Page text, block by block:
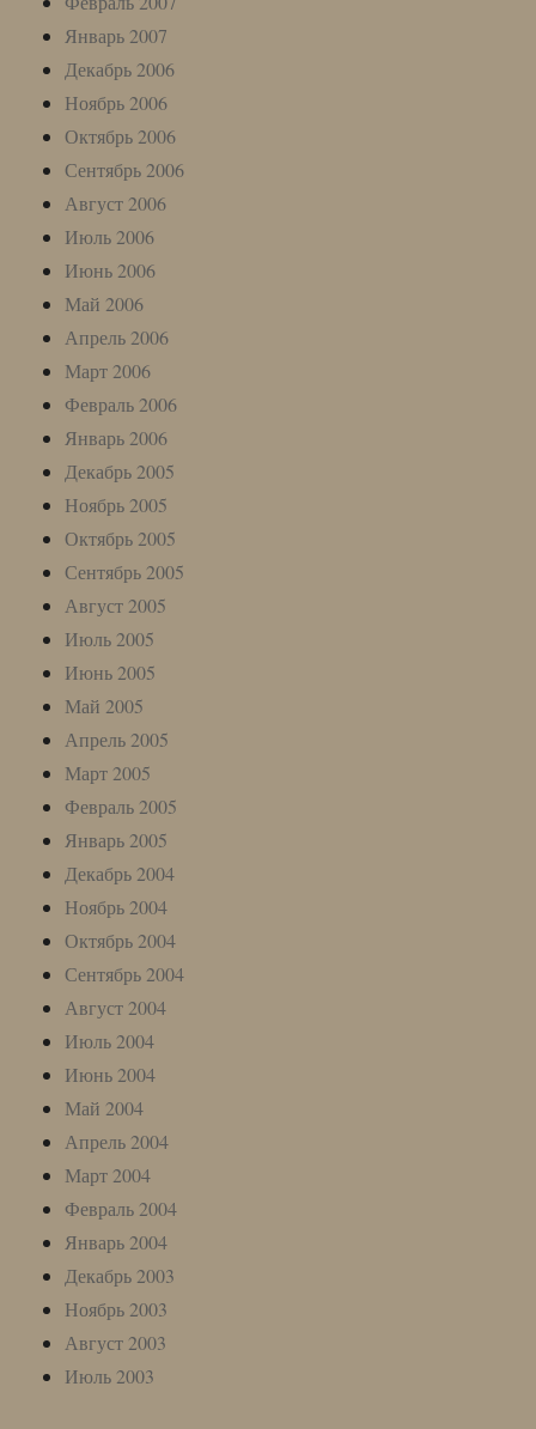
Январь 2007
Декабрь 2006
Ноябрь 2006
Октябрь 2006
Сентябрь 2006
Август 2006
Июль 2006
Июнь 2006
Май 2006
Апрель 2006
Март 2006
Февраль 2006
Январь 2006
Декабрь 2005
Ноябрь 2005
Октябрь 2005
Сентябрь 2005
Август 2005
Июль 2005
Июнь 2005
Май 2005
Апрель 2005
Март 2005
Февраль 2005
Январь 2005
Декабрь 2004
Ноябрь 2004
Октябрь 2004
Сентябрь 2004
Август 2004
Июль 2004
Июнь 2004
Май 2004
Апрель 2004
Март 2004
Февраль 2004
Январь 2004
Декабрь 2003
Ноябрь 2003
Август 2003
Июль 2003